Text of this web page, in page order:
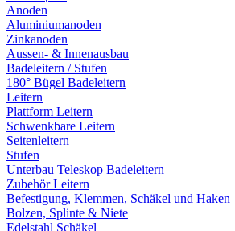
Anoden
Aluminiumanoden
Zinkanoden
Aussen- & Innenausbau
Badeleitern / Stufen
180° Bügel Badeleitern
Leitern
Plattform Leitern
Schwenkbare Leitern
Seitenleitern
Stufen
Unterbau Teleskop Badeleitern
Zubehör Leitern
Befestigung, Klemmen, Schäkel und Haken
Bolzen, Splinte & Niete
Edelstahl Schäkel